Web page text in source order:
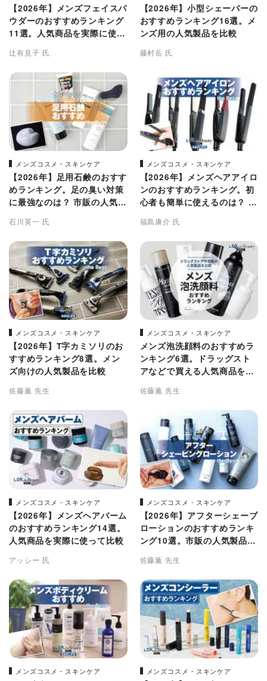
【2026年】メンズフェイスパ
ウダーのおすすめランキング
11選。人気商品を実際に使っ
辻有見子 氏
【2026年】小型シェーバーの
おすすめランキング16選。メ
ンズ用の人気製品を比較
藤村岳 氏
メンズコスメ・スキンケア
【2026年】足用石鹸のおすす
めランキング。足の臭い対策
に最強なのは？ 市販の人気製
石川英一 氏
メンズコスメ・スキンケア
【2026年】メンズヘアアイロ
ンのおすすめランキング。初
心者も簡単に使えるのは？ 人
福島康介 氏
メンズコスメ・スキンケア
【2026年】T字カミソリのお
すすめランキング8選。メン
ズ向けの人気製品を比較
佐藤薫 先生
メンズコスメ・スキンケア
メンズ泡洗顔料のおすすめラ
ンキング6選。ドラッグスト
アなどで買える人気商品を比
佐藤薫 先生
メンズコスメ・スキンケア
【2026年】メンズヘアバーム
のおすすめランキング14選。
人気商品を実際に使って比較
アッシー 氏
メンズコスメ・スキンケア
【2026年】アフターシェーブ
ローションのおすすめランキ
ング10選。市販の人気製品を
佐藤薫 先生
メンズコスメ・スキンケア メンズコスメ・スキンケア